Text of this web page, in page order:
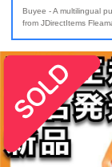
Buyee - A multilingual
from JDirectItems